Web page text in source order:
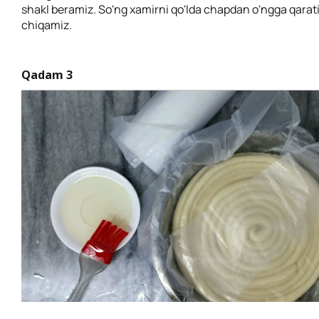
shakl beramiz. So'ng xamirni qo'lda chapdan o'ngga
chiqamiz.
Qadam 3